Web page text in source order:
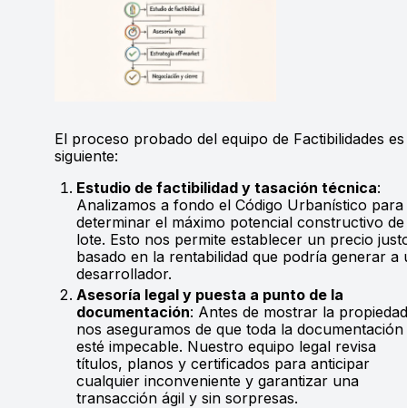
El proceso probado del equipo de Factibilidades
siguiente:
Estudio de factibilidad y tasación técnica:
Analizamos a fondo el Código Urbanístico para
determinar el máximo potencial constructivo
lote. Esto nos permite establecer un precio
basado en la rentabilidad que podría generar a
desarrollador.
Asesoría legal y puesta a punto de la
documentación: Antes de mostrar la
nos aseguramos de que toda la documentación
esté impecable. Nuestro equipo legal revisa
títulos, planos y certificados para anticipar
cualquier inconveniente y garantizar una
transacción ágil y sin sorpresas.